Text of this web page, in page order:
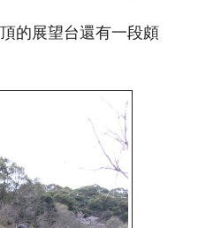
的展望台還有一段頗